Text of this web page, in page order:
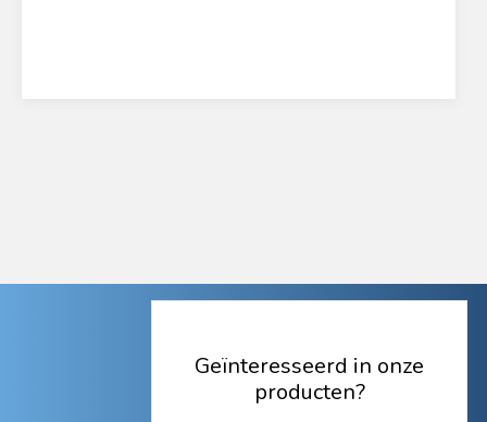
Geïnteresseerd in onze
producten?